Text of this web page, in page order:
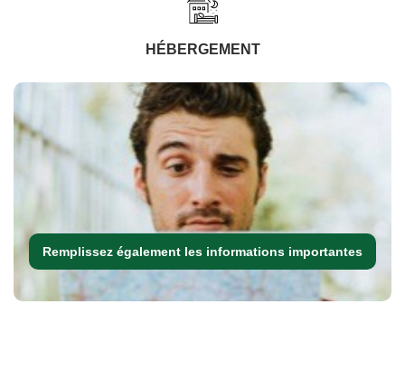
HÉBERGEMENT
Remplissez également les informations importantes